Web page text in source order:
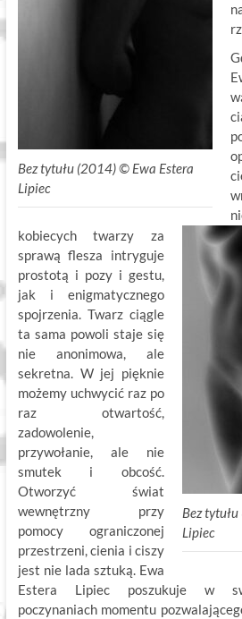
Bez tytułu (2014) ©. Ewa Estera
Lipiec
Bez
Lipiec
kobiecych twarzy za
sprawą flesza intryguje
prostotą i pozy i gestu,
jak i enigmatycznego
spojrzenia. Twarz ciągle
ta sama powoli staje się
nie anonimowa, ale
sekretna. W jej pięknie
możemy uchwycić raz po
raz otwartość,
zadowolenie,
przywołanie, ale nie
smutek i obcość.
Otworzyć świat
wewnętrzny przy
pomocy ograniczonej
przestrzeni, cienia i ciszy
jest nie lada sztuką. Ewa
Estera Lipiec poszukuje w
poczynaniach momentu